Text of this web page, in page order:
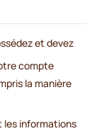
et devez
compte
la manière
les informations